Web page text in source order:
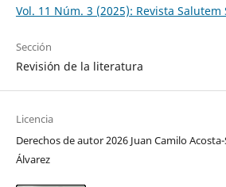
Vol. 11 Núm. 3 (2025): Revista
Sección
Revisión de la literatura
Licencia
Derechos de autor 2026 Juan Camilo
Álvarez